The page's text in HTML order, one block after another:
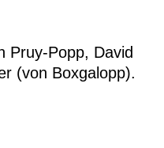
Pruy-Popp, David
(von Boxgalopp).